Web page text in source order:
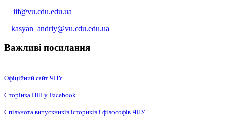
iif@vu.cdu.edu.ua
kasyan_andriy@vu.cdu.edu.ua
Важливі посилання
Офіційний сайт ЧНУ
Сторінка ННІ у Facebook
Спільнота випускників істориків і філософів ЧНУ